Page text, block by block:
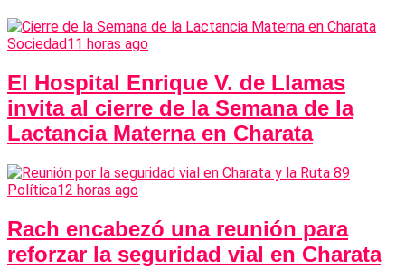
Sociedad11 horas ago
El Hospital Enrique V. de Llamas
invita al cierre de la Semana de la
Lactancia Materna en Charata
Política12 horas ago
Rach encabezó una reunión para
reforzar la seguridad vial en Charata